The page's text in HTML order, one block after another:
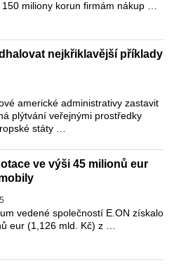
miliony korun firmám nákup …
nejkřiklavější příklady
americké administrativy zastavit
plýtvání veřejnými prostředky
státy …
ve výši 45 milionů eur
vedené společností E.ON získalo
eur (1,126 mld. Kč) z …